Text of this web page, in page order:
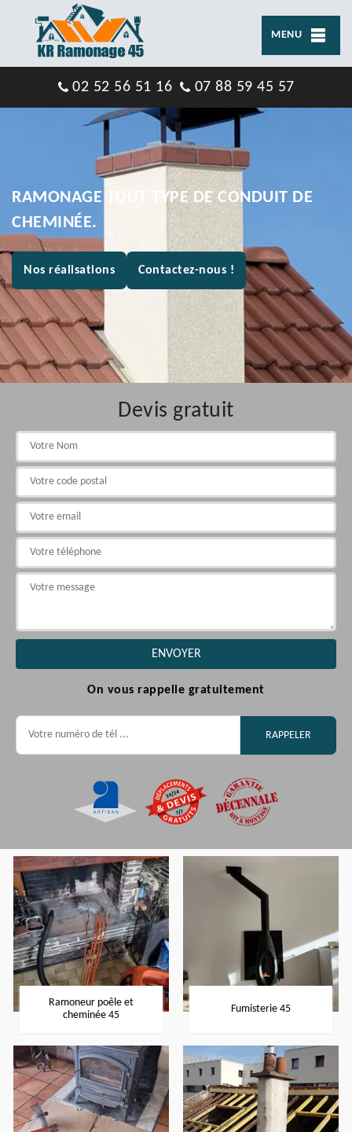
MENU
02 52 56 51 16 07 88 59 45 57
RAMONAGE TOUT TYPE DE CONDUIT DE
CHEMINÉE.
Nos réalisations Contactez-nous !
Devis gratuit
On vous rappelle gratuitement
Ramoneur poêle et
cheminée 45
Fumisterie 45